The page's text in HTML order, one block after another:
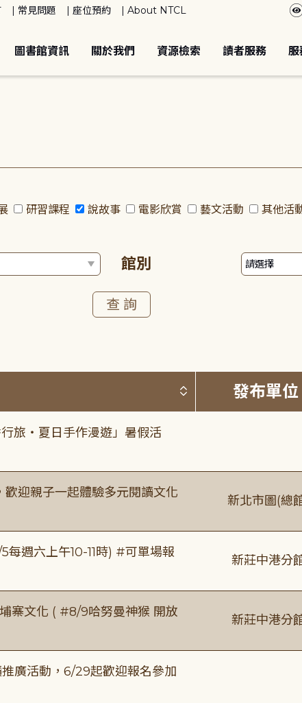
常見問題 座位預約 About NTCL
圖書館資訊 關於我們 資源檢索 讀者服務 服
研習課程 說故事 電影欣賞 藝文活動 其他活
館別
按標題排序 (升
發布單位
旅・夏日手作漫遊」暑假活
歡迎親子一起體驗多元閱讀文化
新北市圖(總
每週六上午10-11時) #可單場報
新莊中港分
寨文化 ( #8/9哈努曼神猴 開放
新莊中港分
推廣活動，6/29起歡迎報名參加